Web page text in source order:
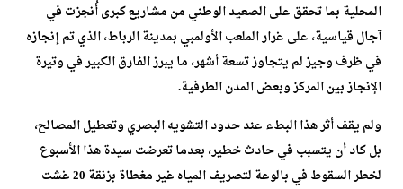
المحلية بما تحقق على الصعيد الوطني من مشاريع كبرى أُنجزت في
آجال قياسية، على غرار الملعب الأولمبي بمدينة الرباط، الذي تم إنجازه
في ظرف وجيز لم يتجاوز تسعة أشهر، ما يبرز الفارق الكبير في وتيرة
الإنجاز بين المركز وبعض المدن الطرفية.
ولم يقف أثر هذا البطء عند حدود التشويه البصري وتعطيل المصالح،
بل كاد أن يتسبب في حادث خطير، بعدما تعرضت سيدة هذا الأسبوع
لخطر السقوط في بالوعة لتصريف المياه غير مغطاة بزنقة 20 غشت